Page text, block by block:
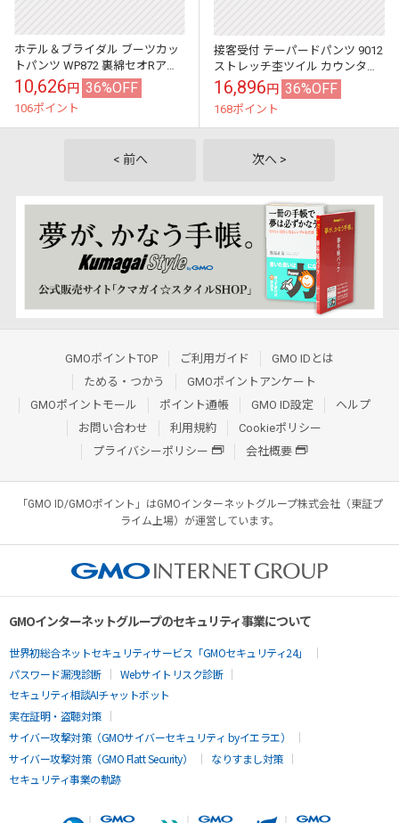
ホテル＆ブライダル ブーツカッ
トパンツ WP872 裏綿セオRアル
ファピケット カウンタービズ
10,626円 36%OFF
106ポイント
接客受付 テーパードパンツ 9012
ストレッチ杢ツイル カウンター
ビズ
16,896円 36%OFF
168ポイント
< 前へ 次へ >
GMOポイントTOP ご利用ガイド
GMO IDとは
ためる・つかう
GMOポイントアンケート
GMOポイントモール
ポイント通帳 GMO ID設定
ヘルプ
お問い合わせ
利用規約
Cookieポリシー
プライバシーポリシー
会社概要
「GMO ID/GMOポイント」はGMOインターネットグループ株式会社（東証プ
ライム上場）が運営しています。
GMOインターネットグループのセキュリティ事業について
世界初総合ネットセキュリティサービス「GMOセキュリティ24」
パスワード漏洩診断
Webサイトリスク診断
セキュリティ相談AIチャットボット
実在証明・盗聴対策
サイバー攻撃対策（GMOサイバーセキュリティ byイエラエ）
サイバー攻撃対策（GMO Flatt Security）
なりすまし対策
セキュリティ事業の軌跡